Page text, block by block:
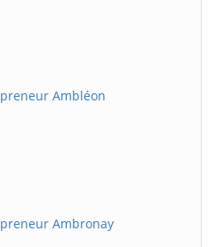
Ambléon
Ambronay